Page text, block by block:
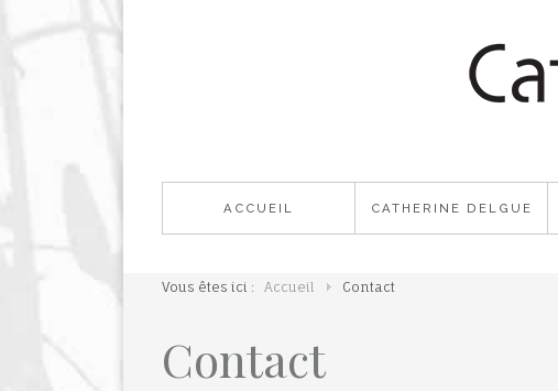
ACCUEIL CATHERINE DELGUE
Vous êtes ici : Accueil Contact
Contact